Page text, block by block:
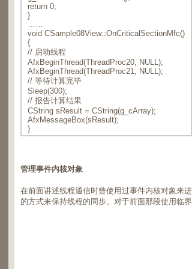
return 0;
}
……
void CSample08View::OnCriticalSectionMfc()
{
// 启动线程
AfxBeginThread(ThreadProc20, NULL);
AfxBeginThread(ThreadProc21, NULL);
// 等待计算完毕
Sleep(300);
// 报告计算结果
CString sResult = CString(g_cArray);
AfxMessageBox(sResult);
}
管理事件内核对象
在前面讲述线程通信时曾使用过事件内核对象来
的方式来保持线程的同步。对于前面那段使用临